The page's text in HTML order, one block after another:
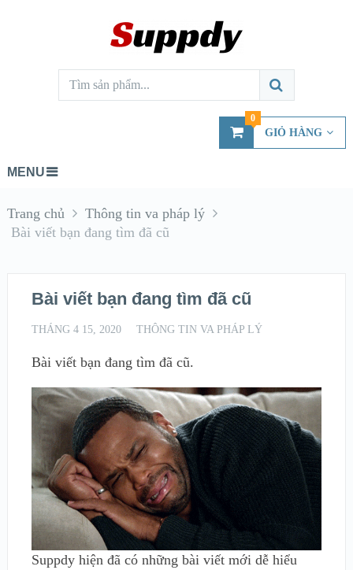
GIỎ HÀNG
0
MENU
Trang chủ
Thông tin va pháp lý
Bài viết bạn đang tìm đã cũ
Bài viết bạn đang tìm đã cũ
THÁNG 4 15, 2020 THÔNG TIN VA PHÁP LÝ
Bài viết bạn đang tìm đã cũ.
Suppdy hiện đã có những bài viết mới dễ hiểu